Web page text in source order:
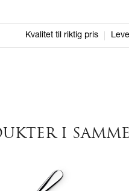
Kvalitet til riktig pris
I